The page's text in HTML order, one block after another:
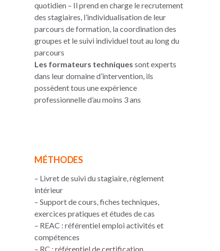
quotidien – Il prend en charge le recrutement
des stagiaires, l’individualisation de leur
parcours de formation, la coordination des
groupes et le suivi individuel tout au long du
parcours
Les formateurs techniques sont experts
dans leur domaine d’intervention, ils
possèdent tous une expérience
professionnelle d’au moins 3 ans
MÉTHODES
– Livret de suivi du stagiaire, règlement
intérieur
– Support de cours, fiches techniques,
exercices pratiques et études de cas
– REAC : référentiel emploi activités et
compétences
– RC : référentiel de certification